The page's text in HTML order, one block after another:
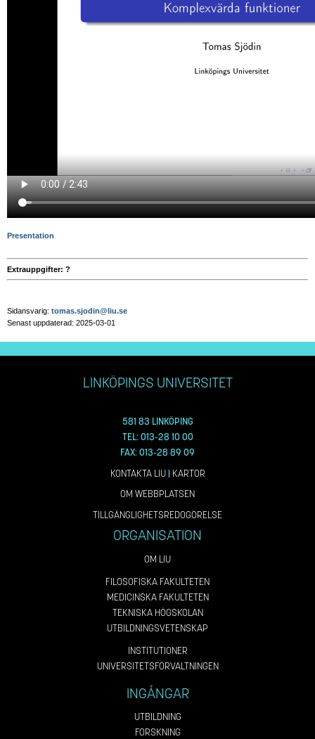
Presentation
Extrauppgifter: ?
Sidansvarig: tomas.sjodin@liu.se
Senast uppdaterad: 2025-03-01
LINKÖPINGS UNIVERSITET
581 83 LINKÖPING
TEL: 013-28 10 00
FAX: 013-28 89 09
KONTAKTA LIU| KARTOR
OM WEBBPLATSEN
TILLGÄNGLIGHETSREDOGÖRELSE
ORGANISATION
OM LIU
FILOSOFISKA FAKULTETEN
MEDICINSKA FAKULTETEN
TEKNISKA HÖGSKOLAN
UTBILDNINGSVETENSKAP
INSTITUTIONER
UNIVERSITETSFÖRVALTNINGEN
INGÅNGAR
UTBILDNING
FORSKNING